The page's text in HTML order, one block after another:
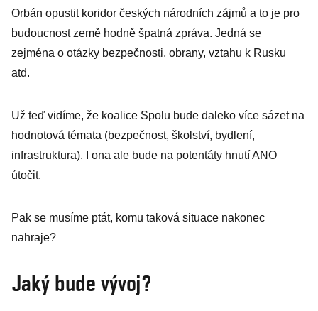
Orbán opustit koridor českých národních zájmů a to je pro
budoucnost země hodně špatná zpráva. Jedná se
zejména o otázky bezpečnosti, obrany, vztahu k Rusku
atd.
Už teď vidíme, že koalice Spolu bude daleko více sázet na
hodnotová témata (bezpečnost, školství, bydlení,
infrastruktura). I ona ale bude na potentáty hnutí ANO
útočit.
Pak se musíme ptát, komu taková situace nakonec
nahraje?
Jaký bude vývoj?